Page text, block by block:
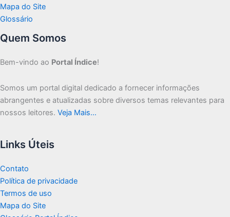
Mapa do Site
Glossário
Quem Somos
Bem-vindo ao Portal Índice!
Somos um portal digital dedicado a fornecer informações
abrangentes e atualizadas sobre diversos temas relevantes para
nossos leitores. Veja Mais…
Links Úteis
Contato
Política de privacidade
Termos de uso
Mapa do Site